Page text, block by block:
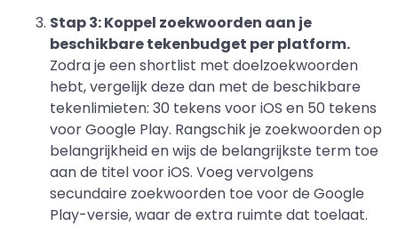
Stap 3: Koppel zoekwoorden aan je
beschikbare tekenbudget per platform.
Zodra je een shortlist met doelzoekwoorden
hebt, vergelijk deze dan met de beschikbare
tekenlimieten: 30 tekens voor iOS en 50 tekens
voor Google Play. Rangschik je zoekwoorden op
belangrijkheid en wijs de belangrijkste term toe
aan de titel voor iOS. Voeg vervolgens
secundaire zoekwoorden toe voor de Google
Play-versie, waar de extra ruimte dat toelaat.